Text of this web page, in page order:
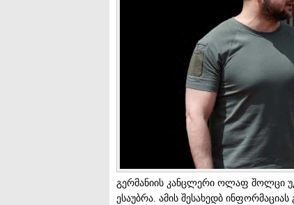
გერმანიის კანცლერი ოლაფ შოლცი
ესაუბრა. ამის შესახედბ